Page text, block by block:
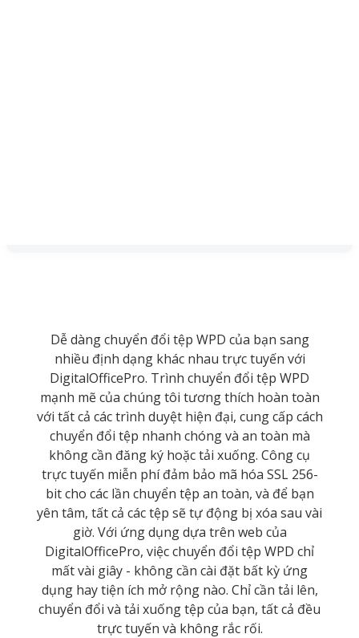
Dễ dàng chuyển đổi tệp WPD của bạn sang
nhiều định dạng khác nhau trực tuyến với
DigitalOfficePro. Trình chuyển đổi tệp WPD
mạnh mẽ của chúng tôi tương thích hoàn toàn
với tất cả các trình duyệt hiện đại, cung cấp cách
chuyển đổi tệp nhanh chóng và an toàn mà
không cần đăng ký hoặc tải xuống. Công cụ
trực tuyến miễn phí đảm bảo mã hóa SSL 256-
bit cho các lần chuyển tệp an toàn, và để bạn
yên tâm, tất cả các tệp sẽ tự động bị xóa sau vài
giờ. Với ứng dụng dựa trên web của
DigitalOfficePro, việc chuyển đổi tệp WPD chỉ
mất vài giây - không cần cài đặt bất kỳ ứng
dụng hay tiện ích mở rộng nào. Chỉ cần tải lên,
chuyển đổi và tải xuống tệp của bạn, tất cả đều
trực tuyến và không rắc rối.